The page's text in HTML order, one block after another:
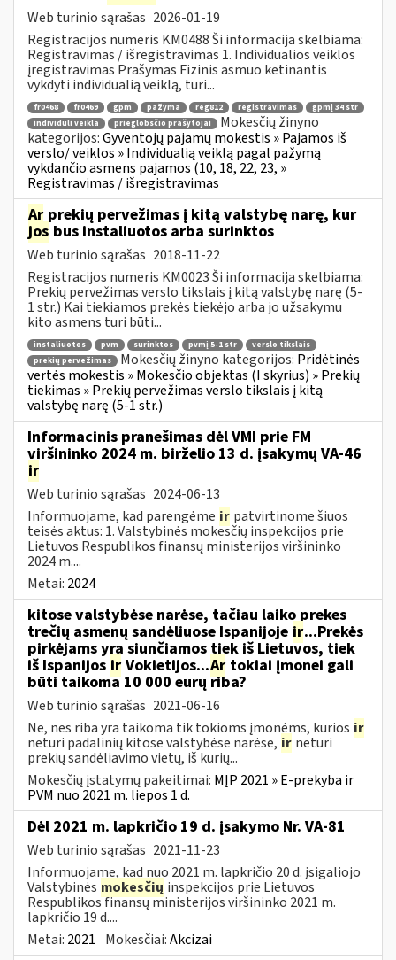
Web turinio sąrašas 2026-01-19
Registracijos numeris KM0488 Ši informacija skelbiama:
Registravimas / išregistravimas 1. Individualios veiklos
įregistravimas Prašymas Fizinis asmuo ketinantis
vykdyti individualią veiklą, turi...
fr0468 fr0469 gpm pažyma reg812 registravimas
gpmį 34 str
individuli veikla
prieglobsčio prašytojai
Mokesčių žinyno
kategorijos:Gyventojų pajamų mokestis » Pajamos iš
verslo/ veiklos » Individualią veiklą pagal pažymą
vykdančio asmens pajamos (10, 18, 22, 23, »
Registravimas / išregistravimas
Ar prekių pervežimas į kitą valstybę narę, kur
jos bus instaliuotos arba surinktos
Web turinio sąrašas 2018-11-22
Registracijos numeris KM0023 Ši informacija skelbiama:
Prekių pervežimas verslo tikslais į kitą valstybę narę (5-
1 str.) Kai tiekiamos prekės tiekėjo arba jo užsakymu
kito asmens turi būti...
instaliuotos pvm surinktos pvmį 5-1 str
verslo tikslais
prekių pervežimas
Mokesčių žinyno kategorijos: Pridėtinės
vertės mokestis » Mokesčio objektas (I skyrius) » Prekių
tiekimas » Prekių pervežimas verslo tikslais į kitą
valstybę narę (5-1 str.)
Informacinis pranešimas dėl VMI prie FM
viršininko 2024 m. birželio 13 d. įsakymų VA-46
ir
Web turinio sąrašas 2024-06-13
Informuojame, kad parengėme ir patvirtinome šiuos
teisės aktus: 1. Valstybinės mokesčių inspekcijos prie
Lietuvos Respublikos finansų ministerijos viršininko
2024 m....
Metai: 2024
kitose valstybėse narėse, tačiau laiko prekes
trečių asmenų sandėliuose Ispanijoje ir...Prekės
pirkėjams yra siunčiamos tiek iš Lietuvos, tiek
iš Ispanijos ir Vokietijos...Ar tokiai įmonei gali
būti taikoma 10 000 eurų riba?
Web turinio sąrašas 2021-06-16
Ne, nes riba yra taikoma tik tokioms įmonėms, kurios ir
neturi padalinių kitose valstybėse narėse, ir neturi
prekių sandėliavimo vietų, iš kurių...
Mokesčių įstatymų pakeitimai: MĮP 2021 » E-prekyba ir
PVM nuo 2021 m. liepos 1 d.
Dėl 2021 m. lapkričio 19 d. įsakymo Nr. VA-81
Web turinio sąrašas 2021-11-23
Informuojame, kad nuo 2021 m. lapkričio 20 d. įsigaliojo
Valstybinės mokesčių inspekcijos prie Lietuvos
Respublikos finansų ministerijos viršininko 2021 m.
lapkričio 19 d....
Metai: 2021 Mokesčiai:Akcizai